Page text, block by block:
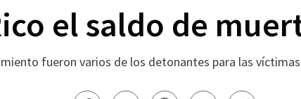
el saldo de
fueron varios de los detonantes para las